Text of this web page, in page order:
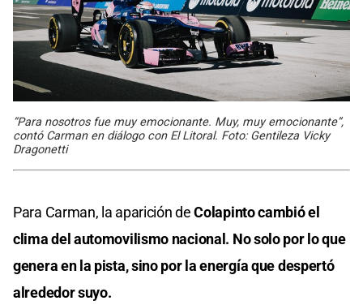
“Para nosotros fue muy emocionante. Muy, muy emocionante”,
contó Carman en diálogo con El Litoral. Foto: Gentileza Vicky
Dragonetti
Para Carman, la aparición deColapinto cambió el
clima del automovilismo nacional. No solo por lo que
genera en la pista, sino por la energía que despertó
alrededor suyo.